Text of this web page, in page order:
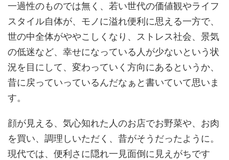
一過性のものでは無く、若い世代の価値観やライフ
スタイル自体が、モノに溢れ便利に思える一方で、
世の中全体がややこしくなり、ストレス社会、景気
の低迷など、幸せになっている人が少ないという状
況を目にして、変わっていく方向にあるというか、
昔に戻っていっているんだなぁと書いていて思いま
す。
顔が見える、気心知れた人のお店でお野菜や、お肉
を買い、調理しいただく、昔がそうだったように。
現代では、便利さに隠れ一見面倒に見えがちです